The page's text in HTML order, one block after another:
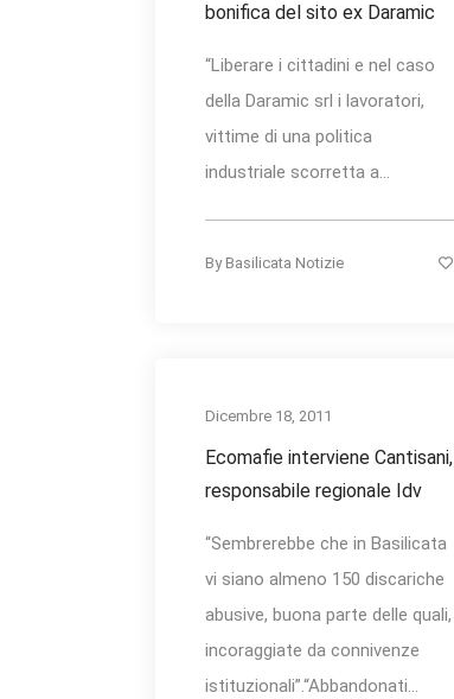
bonifica del sito ex Daramic
“Liberare i cittadini e nel caso
della Daramic srl i lavoratori,
vittime di una politica
industriale scorretta a...
By Basilicata Notizie
Dicembre 18, 2011
Ecomafie interviene Cantisani,
responsabile regionale Idv
“Sembrerebbe che in Basilicata
vi siano almeno 150 discariche
abusive, buona parte delle quali,
incoraggiate da connivenze
istituzionali”.“Abbandonati...